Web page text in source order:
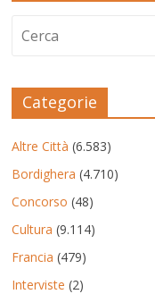
Categorie
Altre Città (6.583)
Bordighera (4.710)
Concorso (48)
Cultura (9.114)
Francia (479)
Interviste (2)